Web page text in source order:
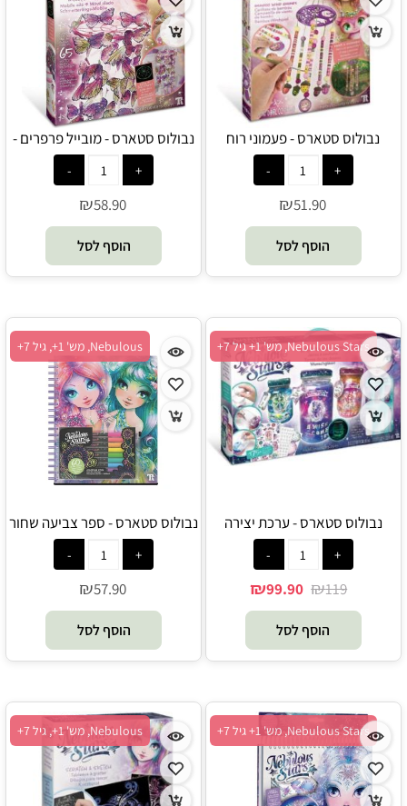
נבולוס סטארס - פעמוני רוח
מבמבוק - Nebulous Stars
₪51.90
הוסף לסל
נבולוס סטארס - מובייל פרפרים -
Nebulous Stars
₪58.90
הוסף לסל
Nebulous Stars, מש' 1+ גיל 7+
נבולוס סטארס - ערכת יצירה
להכנת צנצנות משאלות גלקסיה
זוהרות בחושך - Nebulous Stars
₪119
₪99.90
הוסף לסל
Nebulous, מש' 1+, גיל 7+
נבולוס סטארס - ספר צביעה שחור
גדול - Nebulous Stars
₪57.90
הוסף לסל
Nebulous Stars, מש' 1+ גיל 7+ Nebulous, מש' 1+, גיל 7+